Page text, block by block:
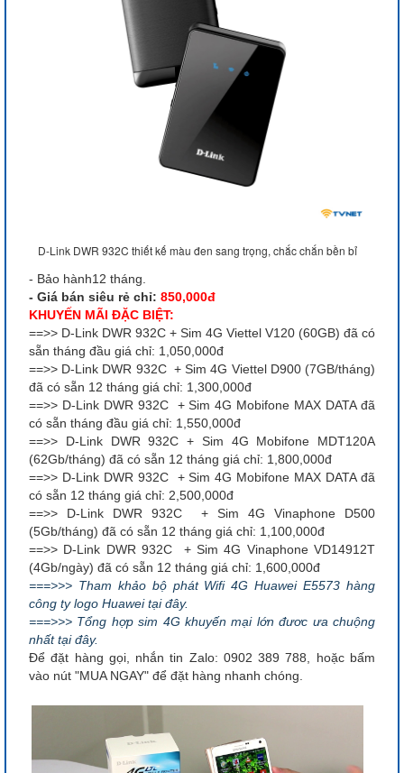
D-Link DWR 932C thiết kế màu đen sang trọng, chắc chắn bền bỉ
- Bảo hành12 tháng.
- Giá bán siêu rẻ chỉ: 850,000đ
KHUYẾN MÃI ĐẶC BIỆT:
==>> D-Link DWR 932C + Sim 4G Viettel V120 (60GB) đã có
sẵn tháng đầu giá chỉ: 1,050,000đ
==>> D-Link DWR 932C + Sim 4G Viettel D900 (7GB/tháng)
đã có sẵn 12 tháng giá chỉ: 1,300,000đ
==>> D-Link DWR 932C + Sim 4G Mobifone MAX DATA đã
có sẵn tháng đầu giá chỉ: 1,550,000đ
==>> D-Link DWR 932C + Sim 4G Mobifone MDT120A
(62Gb/tháng) đã có sẵn 12 tháng giá chỉ: 1,800,000đ
==>> D-Link DWR 932C + Sim 4G Mobifone MAX DATA đã
có sẵn 12 tháng giá chỉ: 2,500,000đ
==>> D-Link DWR 932C + Sim 4G Vinaphone D500
(5Gb/tháng) đã có sẵn 12 tháng giá chỉ: 1,100,000đ
==>> D-Link DWR 932C + Sim 4G Vinaphone VD14912T
(4Gb/ngày) đã có sẵn 12 tháng giá chỉ: 1,600,000đ
===>>> Tham khảo bộ phát Wifi 4G Huawei E5573 hàng
công ty logo Huawei tại đây.
===>>> Tổng hợp sim 4G khuyến mại lớn đươc ưa chuộng
nhất tại đây.
Để đặt hàng gọi, nhắn tin Zalo: 0902 389 788, hoặc bấm
vào nút "MUA NGAY" để đặt hàng nhanh chóng.